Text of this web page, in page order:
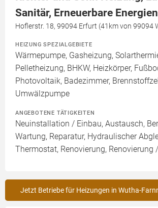
Sanitär, Erneuerbare Energien
Hoflerstr. 18, 99094 Erfurt (41km von 99094
HEIZUNG SPEZIALGEBIETE
Wärmepumpe, Gasheizung,
Pelletheizung, BHKW, Heizkörper,
Photovoltaik, Badezimmer,
Umwälzpumpe
ANGEBOTENE TÄTIGKEITEN
Neuinstallation / Einbau, Austausch,
Wartung, Reparatur, Hydraulischer
Thermostat, Renovierung, Renovierung
Jetzt Betriebe für Heizungen in Wutha-